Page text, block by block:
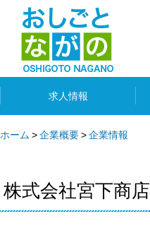
求人情報
ホーム 企業概要 企業情報
株式会社宮下商店